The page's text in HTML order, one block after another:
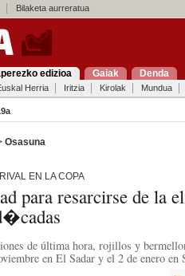
Bilaketa aurreratua
edizioa Gaiak Denda
Herria Iritzia Kirolak Mundua
Osasuna
EN LA COPA
para resarcirse de la
de última hora, rojillos y
en El Sadar y el 2 de enero en